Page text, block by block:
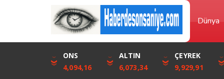
Dünya
DOLAR
46,1316
EURO
53,3001
STERLİN
61,7411
ONS
4,094,16
ALTIN
6,073,34
ÇEYREK
9,929,91